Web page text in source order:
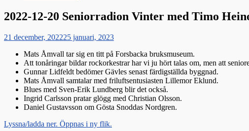
2022-12-20 Seniorradion Vinter med Timo
Publicerat
21 december, 202225 januari, 2023
Mats Åmvall tar sig en titt på Forsbacka bruksmuseum.
Att tonåringar bildar rockorkestrar har vi ju hört talas om, men att
Gunnar Lidfeldt bedömer Gävles senast färdigställda byggnad.
Mats Åmvall samtalar med friluftsentusiasten Lillemor Eklund.
Blues med Sven-Erik Lundberg blir det också.
Ingrid Carlsson pratar glögg med Christian Olsson.
Daniel Gustavsson om Gösta Snoddas Nordgren.
Lyssna/ladda ner. Öppnas i ny flik.